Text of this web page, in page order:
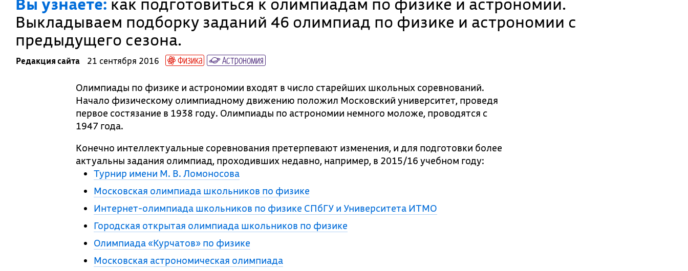
Выкладываем подборку заданий 46 олимпиад по физике и астрономии с
предыдущего сезона.
Редакция сайта 21 сентября 2016 Физика Астрономия
Олимпиады по физике и астрономии входят в число старейших школьных соревнований.
Начало физическому олимпиадному движению положил Московский университет, проведя
первое состязание в 1938 году. Олимпиады по астрономии немного моложе, проводятся с
1947 года.
Конечно интеллектуальные соревнования претерпевают изменения, и для подготовки более
актуальны задания олимпиад, проходивших недавно, например, в 2015/16 учебном году:
Турнир имени М. В. Ломоносова
Московская олимпиада школьников по физике
Интернет-олимпиада школьников по физике СПбГУ и Университета ИТМО
Городская открытая олимпиада школьников по физике
Олимпиада «Курчатов» по физике
Московская астрономическая олимпиада